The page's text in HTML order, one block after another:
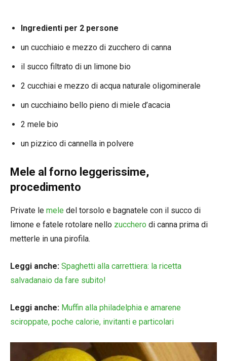
Ingredienti per 2 persone
un cucchiaio e mezzo di zucchero di canna
il succo filtrato di un limone bio
2 cucchiai e mezzo di acqua naturale oligominerale
un cucchiaino bello pieno di miele d’acacia
2 mele bio
un pizzico di cannella in polvere
Mele al forno leggerissime,
procedimento
Private le mele del torsolo e bagnatele con il succo di
limone e fatele rotolare nello zucchero di canna prima di
metterle in una pirofila.
Leggi anche: Spaghetti alla carrettiera: la ricetta
salvadanaio da fare subito!
Leggi anche: Muffin alla philadelphia e amarene
sciroppate, poche calorie, invitanti e particolari